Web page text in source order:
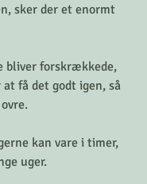
sker der et enormt
bliver forskrækkede,
få det godt igen, så
kan vare i timer,
uger.